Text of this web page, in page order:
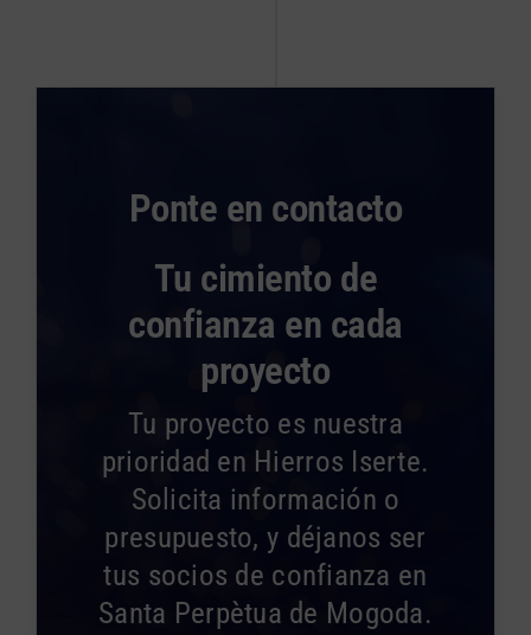
Ponte en contacto
Tu cimiento de
confianza en cada
proyecto
Tu proyecto es nuestra
prioridad en Hierros Iserte.
Solicita información o
presupuesto, y déjanos ser
tus socios de confianza en
Santa Perpètua de Mogoda.